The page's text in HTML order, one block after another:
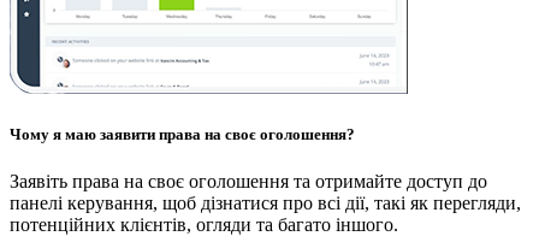
Чому я маю заявити права на своє оголошення?
Заявіть права на своє оголошення та отримайте доступ до
панелі керування, щоб дізнатися про всі дії, такі як перегляди,
потенційних клієнтів, огляди та багато іншого.